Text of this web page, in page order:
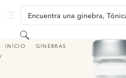
GINVENTORY
Encuentra una ginebra, Tónica, …
Buscar
INICIO GINEBRAS
GINEPRAIO TUSCAN DRY GIN